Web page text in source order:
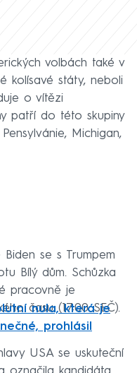
volbách také v
kolísavé státy, neboli
o vítězi
patří do této skupiny
Michigan,
se s Trumpem
Bílý dům. Schůzka
pracovně je
času (17:00 SEČ).
nula, která je
prohlásil
USA se uskuteční